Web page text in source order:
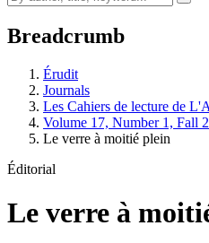
Breadcrumb
Érudit
Journals
Les Cahiers de lecture de
Volume 17, Number 1, Fall
Le verre à moitié plein
Éditorial
Le verre à